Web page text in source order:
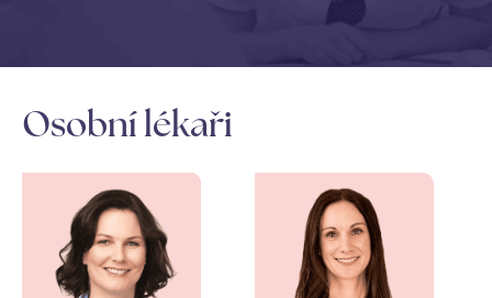
Osobní lékaři